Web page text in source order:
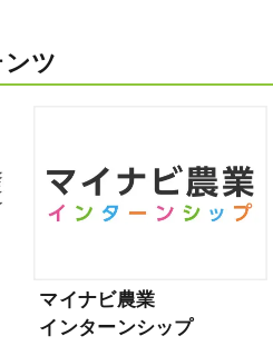
ツ
マイナビ農業
インターンシップ